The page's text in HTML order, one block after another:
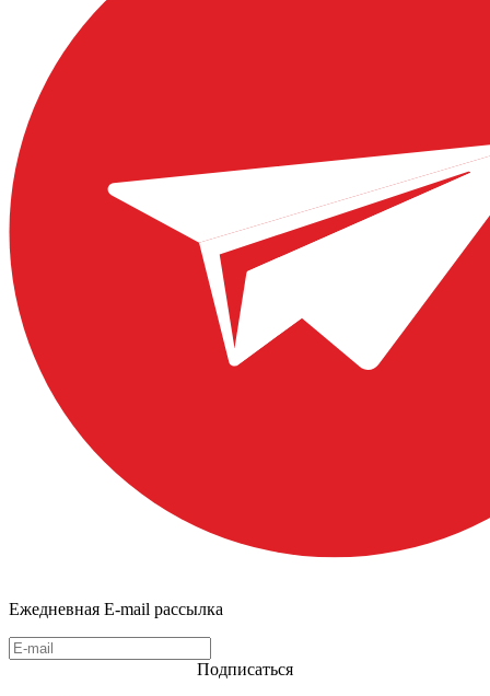
Ежедневная E-mail рассылка
Подписаться